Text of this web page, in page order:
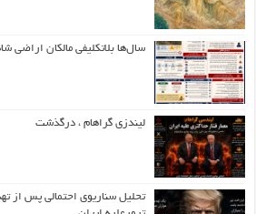
سال‌ها بلاتکلیفی مالکان اراضی شاهنامه
لیندزی گراهام ، درگذشت
تحلیل سناریوی احتمالی پس از